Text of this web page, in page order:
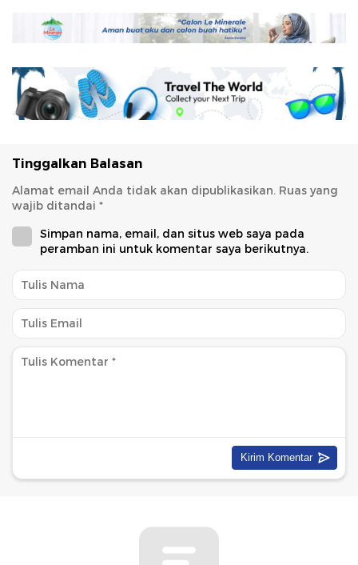
Tinggalkan Balasan
Alamat email Anda tidak akan dipublikasikan. Ruas yang
wajib ditandai *
Simpan nama, email, dan situs web saya pada
peramban ini untuk komentar saya berikutnya.